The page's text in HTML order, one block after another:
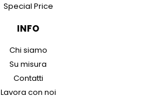
Special Price
INFO
Chi siamo
Su misura
Contatti
Lavora con noi